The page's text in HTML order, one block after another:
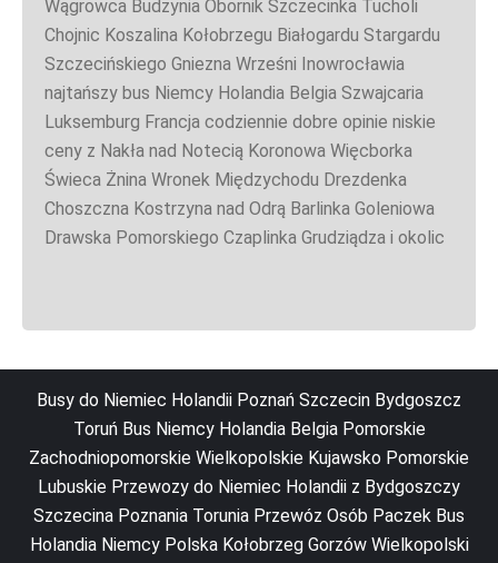
Wągrowca Budzynia Obornik Szczecinka Tucholi
Chojnic Koszalina Kołobrzegu Białogardu Stargardu
Szczecińskiego Gniezna Wrześni Inowrocławia
najtańszy bus Niemcy Holandia Belgia Szwajcaria
Luksemburg Francja codziennie dobre opinie niskie
ceny z Nakła nad Notecią Koronowa Więcborka
Świeca Żnina Wronek Międzychodu Drezdenka
Choszczna Kostrzyna nad Odrą Barlinka Goleniowa
Drawska Pomorskiego Czaplinka Grudziądza i okolic
Busy do Niemiec Holandii Poznań Szczecin Bydgoszcz
Toruń Bus Niemcy Holandia Belgia Pomorskie
Zachodniopomorskie Wielkopolskie Kujawsko Pomorskie
Lubuskie Przewozy do Niemiec Holandii z Bydgoszczy
Szczecina Poznania Torunia Przewóz Osób Paczek Bus
Holandia Niemcy Polska Kołobrzeg Gorzów Wielkopolski